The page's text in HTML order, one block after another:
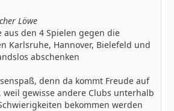
Löwe
aus den 4 Spielen gegen die
Karlsruhe, Hannover, Bielefeld und
abschenken
denn da kommt Freude auf
weil gewisse andere Clubs unterhalb
bekommen werden